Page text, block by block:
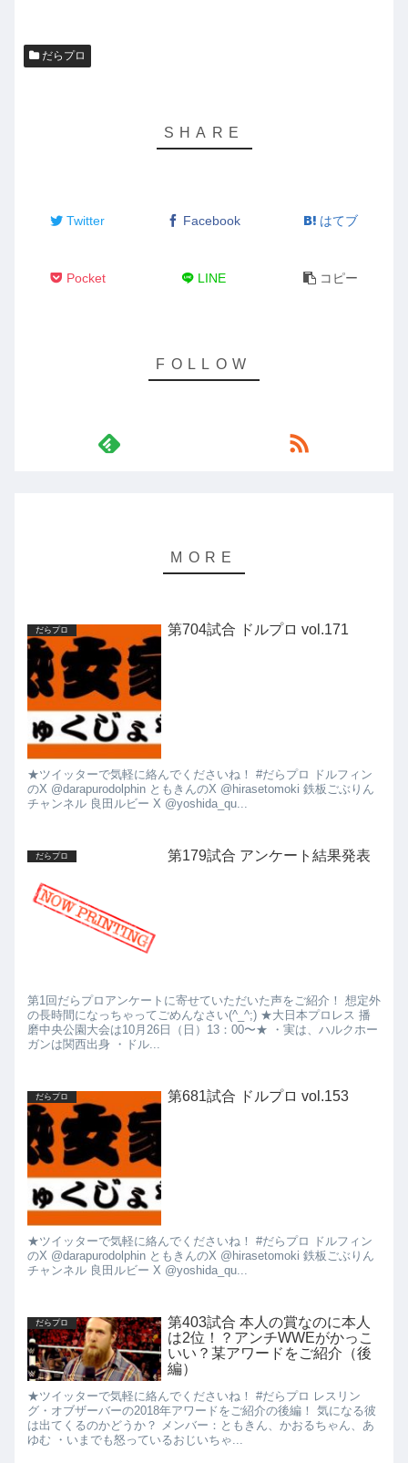
だらプロ
Twitter Facebook はてブ
Pocket LINE コピー
だらプロ 第704試合 ドルプロ vol.171
★ツイッターで気軽に絡んでくださいね！ #だらプロ ドルフィン
のX @darapurodolphin ともきんのX @hirasetomoki 鉄板ごぶりん
チャンネル 良田ルビー X @yoshida_qu...
だらプロ 第179試合 アンケート結果発表
第1回だらプロアンケートに寄せていただいた声をご紹介！ 想定外
の長時間になっちゃってごめんなさい(^_^;) ★大日本プロレス 播
磨中央公園大会は10月26日（日）13：00〜★ ・実は、ハルクホー
ガンは関西出身 ・ドル...
だらプロ 第681試合 ドルプロ vol.153
★ツイッターで気軽に絡んでくださいね！ #だらプロ ドルフィン
のX @darapurodolphin ともきんのX @hirasetomoki 鉄板ごぶりん
チャンネル 良田ルビー X @yoshida_qu...
だらプロ
第403試合 本人の賞なのに本人
は2位！？アンチWWEがかっこ
いい？某アワードをご紹介（後
編）
★ツイッターで気軽に絡んでくださいね！ #だらプロ レスリン
グ・オブザーバーの2018年アワードをご紹介の後編！ 気になる彼
は出てくるのかどうか？ メンバー：ともきん、かおるちゃん、あ
ゆむ ・いまでも怒っているおじいちゃ...